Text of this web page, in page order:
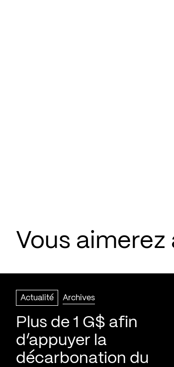
Vous
Actualité Archives
Plus de 1 G$ afin
d’appuyer la
décarbonation du